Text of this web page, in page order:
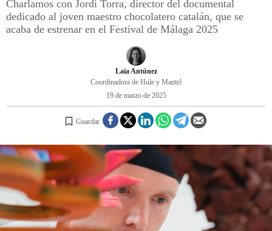
ÍDOLOS DE MESAS
CUADERNO DE VIAJE
REGISTRO
INICIAR SESIÓN
Charlamos con Jordi Torra, director del documental
dedicado al joven maestro chocolatero catalán, que se
acaba de estrenar en el Festival de Málaga 2025
Laia Antúnez
Coordinadora de Hule y Mantel
19 de marzo de 2025
Guardar